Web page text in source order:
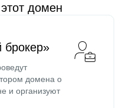
домен
брокер»
домена о
и организуют